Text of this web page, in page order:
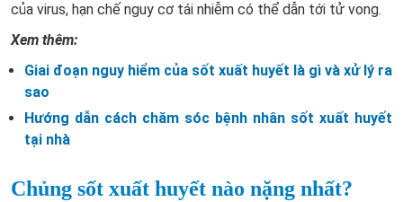
của virus, hạn chế nguy cơ tái nhiễm có thể dẫn tới tử vong.
Xem thêm:
Giai đoạn nguy hiểm của sốt xuất huyết là gì và xử lý ra
sao
Hướng dẫn cách chăm sóc bệnh nhân sốt xuất huyết
tại nhà
Chủng sốt xuất huyết nào nặng nhất?